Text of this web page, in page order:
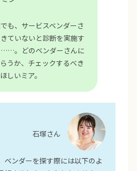
も、サービスベンダーさ
ていないと診断を実施す
……。どのベンダーさんに
うか、チェックするべき
しいミア。
石塚さん
ベンダーを探す際には以下のよ